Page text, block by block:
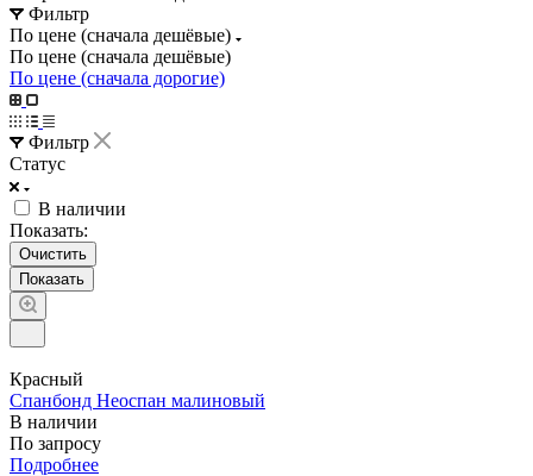
Фильтр
По цене (сначала дешёвые)
По цене (сначала дешёвые)
По цене (сначала дорогие)
Фильтр
Статус
В наличии
Показать:
Очистить
Красный
Спанбонд Неоспан малиновый
В наличии
По запросу
Подробнее